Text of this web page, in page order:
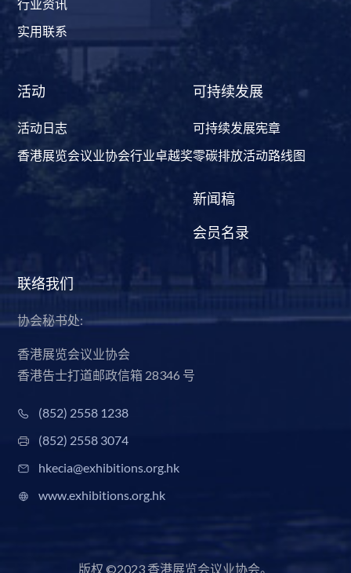
行业资讯
实用联系
活动
活动日志
香港展览会议业协会行业卓越奖
可持续发展
可持续发展宪章
零碳排放活动路线图
新闻稿
会员名录
联络我们
协会秘书处:
香港展览会议业协会
香港告士打道邮政信箱 28346 号
(852) 2558 1238
(852) 2558 3074
hkecia@exhibitions.org.hk
www.exhibitions.org.hk
版权 ©2023 香港展览会议业协会。